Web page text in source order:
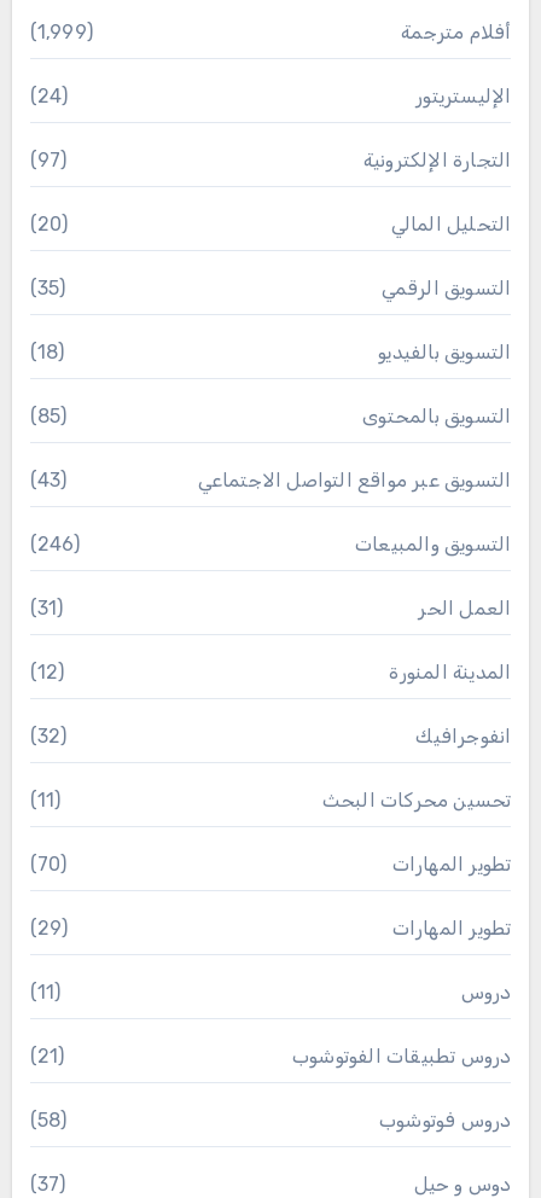
أفلام مترجمة (1٬999)
الإليستريتور (24)
التجارة الإلكترونية (97)
التحليل المالي (20)
التسويق الرقمي (35)
التسويق بالفيديو (18)
التسويق بالمحتوى (85)
التسويق عبر مواقع التواصل الاجتماعي (43)
التسويق والمبيعات (246)
العمل الحر (31)
المدينة المنورة (12)
انفوجرافيك (32)
تحسين محركات البحث (11)
تطوير المهارات (70)
تطوير المهارات (29)
دروس (11)
دروس تطبيقات الفوتوشوب (21)
دروس فوتوشوب (58)
دوس و حيل (37)